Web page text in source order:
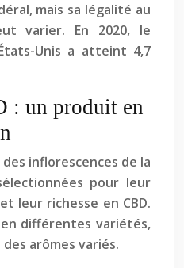
mais sa légalité au
varier. En 2020, le
Unis a atteint 4,7
: un produit en
inflorescences de la
pour leur
leur richesse en CBD.
différentes variétés,
arômes variés.